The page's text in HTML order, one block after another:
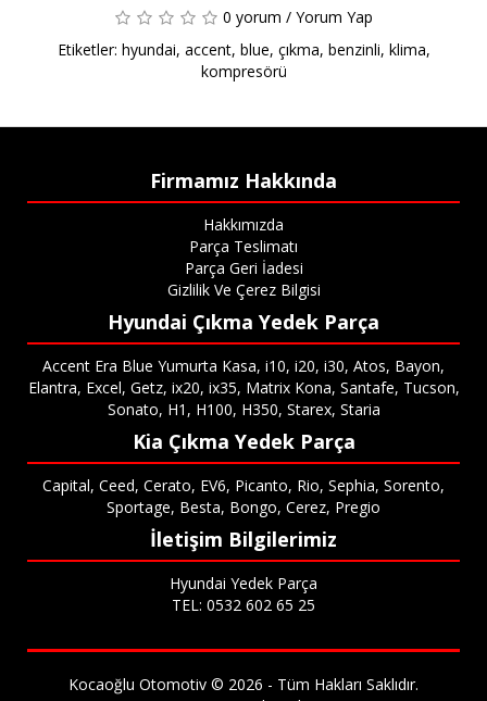
0 yorum / Yorum Yap
Etiketler: hyundai, accent, blue, çıkma, benzinli, klima,
kompresörü
Firmamız Hakkında
Hakkımızda
Parça Teslimatı
Parça Geri İadesi
Gizlilik Ve Çerez Bilgisi
Hyundai Çıkma Yedek Parça
Accent Era Blue Yumurta Kasa, i10, i20, i30, Atos, Bayon,
Elantra, Excel, Getz, ix20, ix35, Matrix Kona, Santafe, Tucson,
Sonato, H1, H100, H350, Starex, Staria
Kia Çıkma Yedek Parça
Capital, Ceed, Cerato, EV6, Picanto, Rio, Sephia, Sorento,
Sportage, Besta, Bongo, Cerez, Pregio
İletişim Bilgilerimiz
Hyundai Yedek Parça
TEL: 0532 602 65 25
Kocaoğlu Otomotiv © 2026 - Tüm Hakları Saklıdır.